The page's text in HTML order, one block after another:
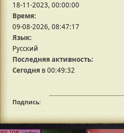
18-11-2023, 00:00:00
Время:
09-08-2026, 08:47:17
Язык:
Русский
Последняя активность:
Сегодня в 00:49:32
Подпись: